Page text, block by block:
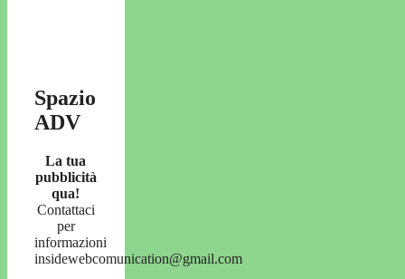
Spazio
ADV
La tua
pubblicità
qua!
Contattaci
per
informazioni
insidewebcomunication@gmail.com